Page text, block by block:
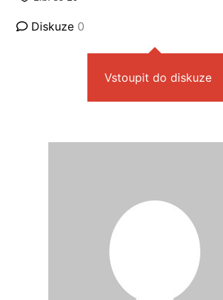
Diskuze 0
Vstoupit do diskuze